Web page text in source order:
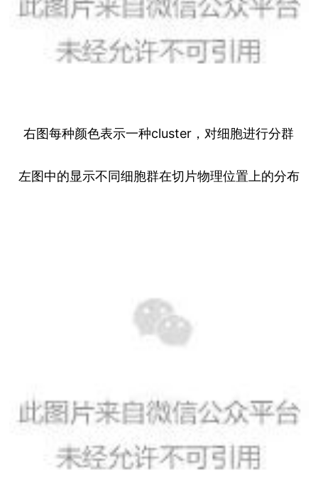
右图每种颜色表示一种cluster，对细胞进行分群
左图中的显示不同细胞群在切片物理位置上的分布